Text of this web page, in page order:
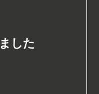
した